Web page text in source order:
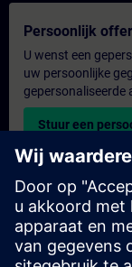
Persoonlijk
U wenst een
uw persoonlijke
gepersonaliseerde
Stuur een
Aanvraag voor
Heeft u een
voor exclusieve
trainingscentrum?